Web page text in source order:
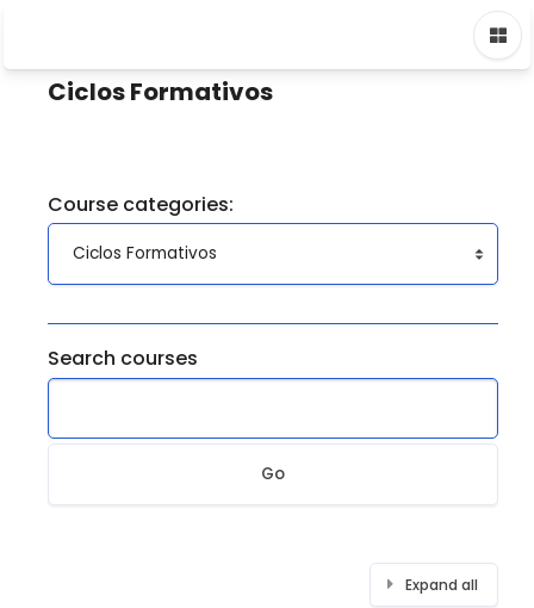
Ciclos Formativos
Course categories:
Search courses
Go
Expand all